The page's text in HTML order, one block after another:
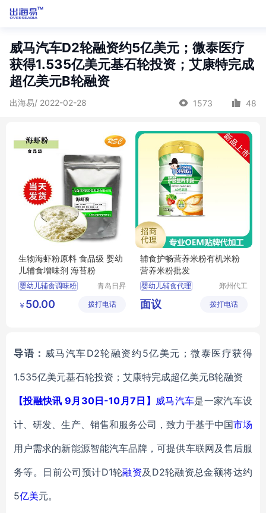
威马汽车D2轮融资约5亿美元；微泰医疗
获得1.535亿美元基石轮投资；艾康特完成
超亿美元B轮融资
出海易/ 2022-02-28 1573 48
生物海虾粉原料 食品级 婴幼
儿辅食增味剂 海苔粉
婴幼儿辅食调味粉
青岛日昇
料有限公
￥ 50.00 拨打电话
辅食护畅营养米粉有机米粉
营养米粉批发
婴幼儿辅食代理
婴幼儿辅食批发
婴幼儿辅食加工
郑州代工
技有限公
面议 拨打电话
导语： 威马汽车D2轮融资约5亿美元；微泰医疗获得
1.535亿美元基石轮投资；艾康特完成超亿美元B轮融资
【投融快讯 9月30日-10月7日】 威马汽车是一家汽车设
计、研发、生产、销售和服务公司，致力于基于中国市场
用户需求的新能源智能汽车品牌，可提供车联网及售后服
务等。日前公司预计D1轮融资及D2轮融资总金额将达约
5亿美元。